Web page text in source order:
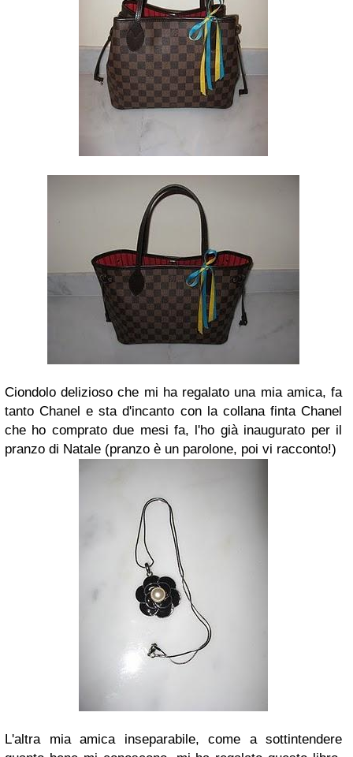
Ciondolo delizioso che mi ha regalato una mia amica, fa
tanto Chanel e sta d'incanto con la collana finta Chanel
che ho comprato due mesi fa, l'ho già inaugurato per il
pranzo di Natale (pranzo è un parolone, poi vi racconto!)
L'altra mia amica inseparabile, come a sottintendere